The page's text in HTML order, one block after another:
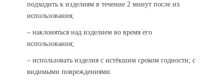
подходить к изделиям в течение 2 минут после их
использования;
– наклоняться над изделием во время его
использования;
– использовать изделия с истёкшим сроком годности; с
видимыми повреждениями.